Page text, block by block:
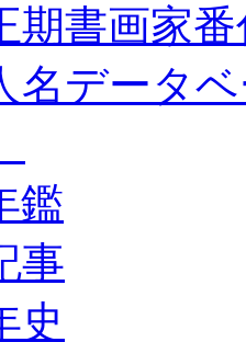
期書画家
名データ
鑑
事
史